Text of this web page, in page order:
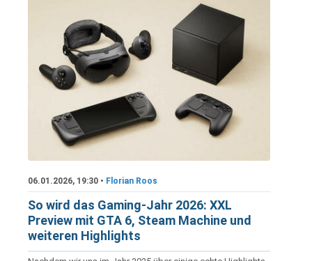
06.01.2026, 19:30 • Florian Roos
So wird das Gaming-Jahr 2026: XXL
Preview mit GTA 6, Steam Machine und
weiteren Highlights